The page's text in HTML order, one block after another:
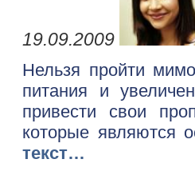
19.09.2009
Нельзя пройти
питания и
привести свои
которые являются
текст…